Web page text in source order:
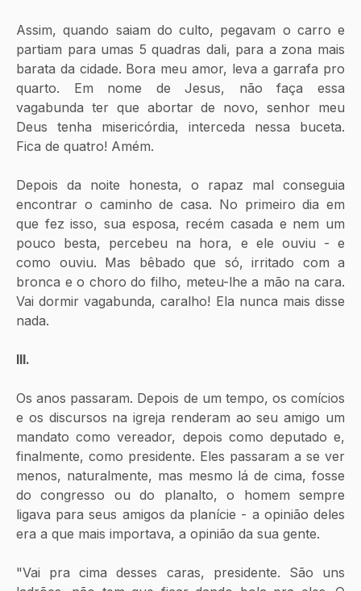
Assim, quando saiam do culto, pegavam o carro e
partiam para umas 5 quadras dali, para a zona mais
barata da cidade. Bora meu amor, leva a garrafa pro
quarto. Em nome de Jesus, não faça essa
vagabunda ter que abortar de novo, senhor meu
Deus tenha misericórdia, interceda nessa buceta.
Fica de quatro! Amém.
Depois da noite honesta, o rapaz mal conseguia
encontrar o caminho de casa. No primeiro dia em
que fez isso, sua esposa, recém casada e nem um
pouco besta, percebeu na hora, e ele ouviu - e
como ouviu. Mas bêbado que só, irritado com a
bronca e o choro do filho, meteu-lhe a mão na cara.
Vai dormir vagabunda, caralho! Ela nunca mais disse
nada.
III.
Os anos passaram. Depois de um tempo, os comícios
e os discursos na igreja renderam ao seu amigo um
mandato como vereador, depois como deputado e,
finalmente, como presidente. Eles passaram a se ver
menos, naturalmente, mas mesmo lá de cima, fosse
do congresso ou do planalto, o homem sempre
ligava para seus amigos da planície - a opinião deles
era a que mais importava, a opinião da sua gente.
"Vai pra cima desses caras, presidente. São uns